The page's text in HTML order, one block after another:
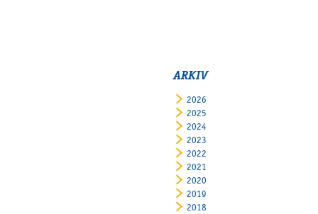
ARKIV
2026
2025
2024
2023
2022
2021
2020
2019
2018